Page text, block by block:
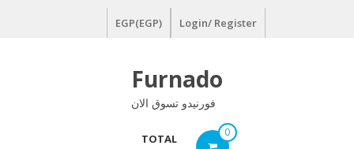
Login/ Register
EGP(EGP)
Furnado
فورنيدو تسوق الان
0
TOTAL